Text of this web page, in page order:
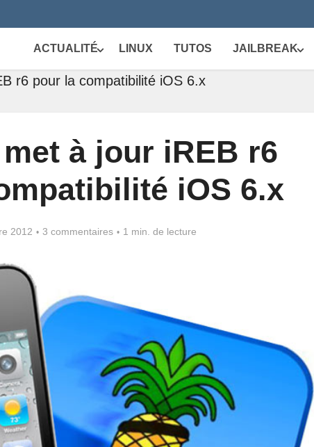
ACTUALITÉ LINUX TUTOS JAILBREAK
r6 pour la compatibilité iOS 6.x
à jour iREB r6
iOS 6.x
2012 3 commentaires 1 min. de lecture